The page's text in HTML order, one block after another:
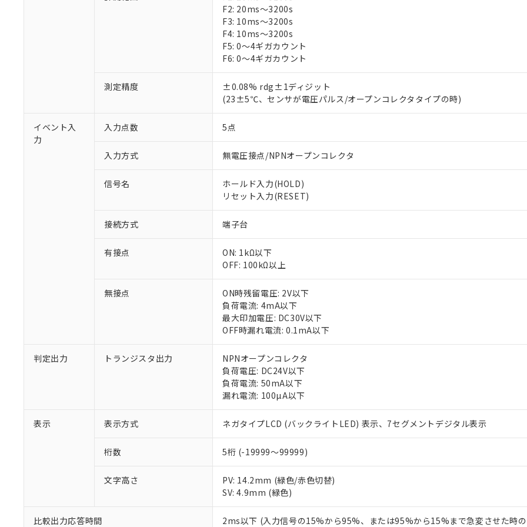
F2: 20ms～3200s
F3: 10ms～3200s
F4: 10ms～3200s
F5: 0～4ギガカウント
F6: 0～4ギガカウント
測定精度
±0.08% rdg±1ディジット
(23±5℃、センサが電圧パルス/オープンコレクタタイプの時)
イベント入
力
入力点数 5点
入力方式 無電圧接点/NPNオープンコレクタ
信号名
ホールド入力(HOLD)
リセット入力(RESET)
接続方式 端子台
有接点
ON: 1kΩ以下
OFF: 100kΩ以上
無接点
ON時残留電圧: 2V以下
負荷電流: 4mA以下
最大印加電圧: DC30V以下
OFF時漏れ電流: 0.1mA以下
判定出力 トランジスタ出力
NPNオープンコレクタ
負荷電圧: DC24V以下
負荷電流: 50mA以下
漏れ電流: 100µA以下
表示 表示方式 ネガタイプLCD (バックライトLED) 表示、7セグメントデジタル表示
桁数 5桁 (-19999～99999)
文字高さ
PV: 14.2mm (緑色/赤色切替)
SV: 4.9mm (緑色)
比較出力応答時間 2ms以下 (入力信号の15%から95%、または95%から15%まで急変させた時
ご利用条件
以下の条件をお読みいただき、同意のうえご利用ください。
本サービスは、当社制御機器事業取扱商品の当社在庫状況および標準価格(税抜)を
くものです。
在庫状況および標準価格照会結果は、記載している更新日時点での社内データに
のであり、閲覧された時点での実際の在庫および標準価格とは異なる場合がある
い。
当社販売員にご相談ください。
オムロン制御機器販売店や当社販売拠点は「
在庫状況および標準価格結果を当社の事前の承諾なく第三者に漏洩または開示し
す。
マイパーツ機能（部品リスト作成サービス）をご利用いただくには、I-Webメンバ
ている必要があります。
お客様が当ウェブサイト上で当社にご登録された部品リストについて、当社およ
が、当社の製品・サービスに関するお客様との取引・商談に必要な範囲で利用す
さい。
※当社の共同利用者とは、"個人情報の共同利用に関して"
の「1.共同利用者の
いる法人を指します。
※1 対応状況
対応済み：EU RoHS指令（10物質）の非含有に対応した製品が提供可能な商品です
対応予定：EU RoHS指令（10物質）の非含有に対応した製品に切り替える予定のある商
非該当品：ライセンス料など無形物で、有害物質有無と関係のない商品です。
仕入先様の事情により、非含有部品としていたものが、含有品と判明した場合などやむ
があります。
*EU RoHS指令（10物質）：
鉛(Pb) 1000ppm以下、 水銀(Hg) 1000ppm以下、 カドミウム(Cd) 100ppm以下、
六価クロム(Cr(Ⅵ)) 1000ppm以下、ポリ臭化ビフェニル類(PBB) 1000ppm以下、ポリ臭化ジフェニルエーテル類
フタル酸ビス(2-エチルヘキシル) (DEHP)(別名：DOP) 1000ppm以下、フタル酸ブチルベンジル（BBP）
但し、RoHS指令で産業用監視および制御機器に対する適用除外項目は除く。
フタル酸エステル類の４物質については閾値を超える意図的な使用がないことを確認しています。
※2 対応予定月
部品在庫の切り替え状況などにより、予定月が前後することがあります。
※3 非含有証明書ダウンロード
下記の非含有証明書をダウンロードすることができます。
EU RoHS指令（10物質）の非含有証明書
※本証明書は発行日時点で非含有を証明するもので、過去に遡って非含有を証明するも
また、RoHS指令のフタル酸エステル類４物質の対応では、対応完了までの期間は出
混在することから備考欄に対応日を記載しておりました。
既に当社にて対応品への在庫切替を完了していることから、特段のことがない限り、
り割愛しております。
※1 中国RoHS○×表
「○」：最大均質材料含有率が中国RoHSの基準値以下であることを示します。
「－」：未確認です。当社販売部門へお問い合わせください。
Pb(鉛) :1000ppm、 Hg(水銀) : 1000ppm、 Cd(カドミウム) : 100ppm、
Cr(Ⅵ)(六価クロム) : 1000ppm、 PBBs(ポリ臭化ビフェニル類) : 1000ppm、 PBDEs(ポリ臭化ジフェニルエーテ
DBP(フタル酸ジブチル) : 1000ppm、 DIBP(フタル酸ジイソブチル) : 1000ppm、 BBP(フタル酸ブチルベンジル)
DEHP(フタル酸ビス(2-エチルヘキシル)) : 1000ppm
※2 環境保護使用期限
「ｅ」：有害物質（10物質）のすべてが基準値以下であることを示します。
味します。
「－」：未確認です。当社販売部門へお問い合わせください。
当社は、これら貴社製品のうち、外国為替および外国貿易法に定める商品（以下｢
う）を輸出または国外への提供する場合は、日本国政府の輸出許可(または役務取
などの必要な手続きをとります。
当社は規制貨物を破棄する場合は、完全に破砕するなど、違法に輸出されないよ
ます。
当社は貴社製品を、核兵器、ミサイル、化学兵器、生物兵器またはその他武器並
当社は、貴社製品を第三者に販売する場合は、上記1、2および3の内容を当該第三
また当社は、販売先および販売に係わる関係者が違法に輸出するおそれがある場
たしません。
説明
一定数以上の在庫あり
一定数には満たないが在庫あり
在庫なし(最新の在庫状況については、お客様のお取引先、またはお客様担当
機器販売店・当社販売員にご確認ください)
受注生産機種、また在庫状況の情報を公開していない機種